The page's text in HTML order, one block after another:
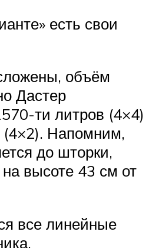
есть свои
объём
Дастер
ти литров (4×4)
Напомним,
до шторки,
высоте 43 см от
все линейные